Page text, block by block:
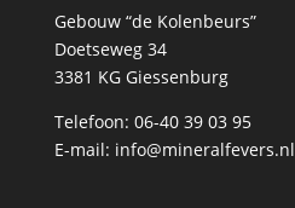
Gebouw “de Kolenbeurs”
Doetseweg 34
3381 KG Giessenburg
Telefoon: 06-40 39 03 95
E-mail: info@mineralfevers.nl